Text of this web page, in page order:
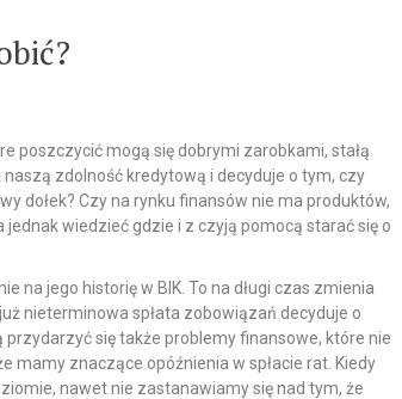
poszczycić mogą się dobrymi zarobkami, stałą
zdolność kredytową i decyduje o tym, czy
dołek? Czy na rynku finansów nie ma produktów,
wiedzieć gdzie i z czyją pomocą starać się o
na jego historię w BIK. To na długi czas zmienia
nieterminowa spłata zobowiązań decyduje o
się także problemy finansowe, które nie
mamy znaczące opóźnienia w spłacie rat. Kiedy
nawet nie zastanawiamy się nad tym, że